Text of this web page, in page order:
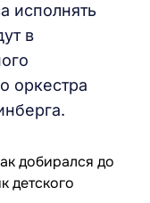
исполнять
в
оркестра